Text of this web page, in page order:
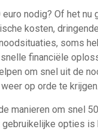
nodig? Of het nu
kosten,
soms
financiële
om snel uit de
op orde te krijgen.
manieren om snel
opties is